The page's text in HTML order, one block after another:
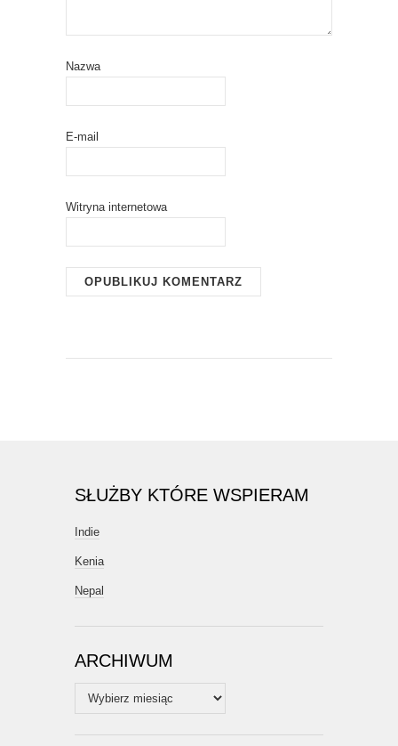
Nazwa
E-mail
Witryna internetowa
SŁUŻBY KTÓRE WSPIERAM
Indie
Kenia
Nepal
ARCHIWUM
Archiwum